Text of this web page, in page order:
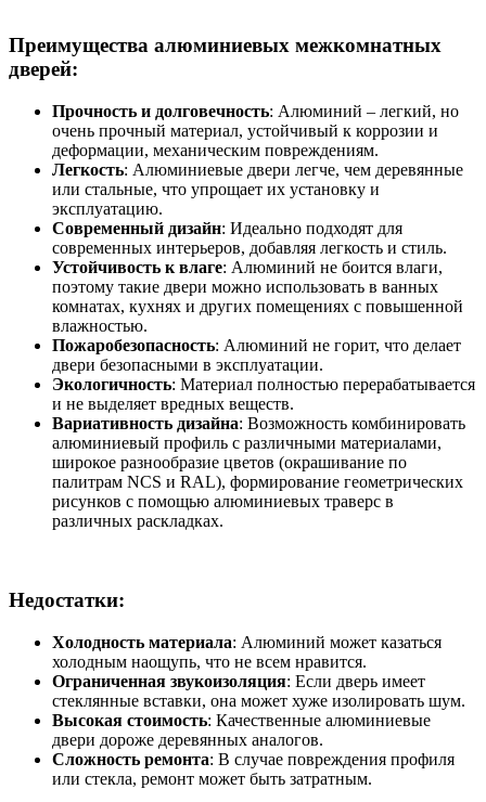
Преимущества алюминиевых межкомнатных
дверей:
Прочность и долговечность: Алюминий – легкий, но
очень прочный материал, устойчивый к коррозии и
деформации, механическим повреждениям.
Легкость: Алюминиевые двери легче, чем деревянные
или стальные, что упрощает их установку и
эксплуатацию.
Современный дизайн: Идеально подходят для
современных интерьеров, добавляя легкость и стиль.
Устойчивость к влаге: Алюминий не боится влаги,
поэтому такие двери можно использовать в ванных
комнатах, кухнях и других помещениях с повышенной
влажностью.
Пожаробезопасность: Алюминий не горит, что делает
двери безопасными в эксплуатации.
Экологичность: Материал полностью перерабатывается
и не выделяет вредных веществ.
Вариативность дизайна: Возможность комбинировать
алюминиевый профиль с различными материалами,
широкое разнообразие цветов (окрашивание по
палитрам NCS и RAL), формирование геометрических
рисунков с помощью алюминиевых траверс в
различных раскладках.
Недостатки:
Холодность материала: Алюминий может казаться
холодным наощупь, что не всем нравится.
Ограниченная звукоизоляция: Если дверь имеет
стеклянные вставки, она может хуже изолировать шум.
Высокая стоимость: Качественные алюминиевые
двери дороже деревянных аналогов.
Сложность ремонта: В случае повреждения профиля
или стекла, ремонт может быть затратным.